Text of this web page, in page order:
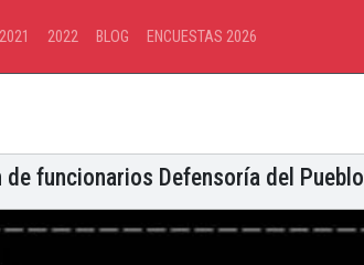
2021 2022 BLOG ENCUESTAS 2026
funcionarios Defensoría del Pueblo